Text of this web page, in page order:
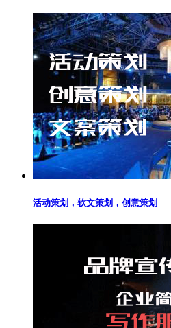
活动策划，软文策划，创意策划